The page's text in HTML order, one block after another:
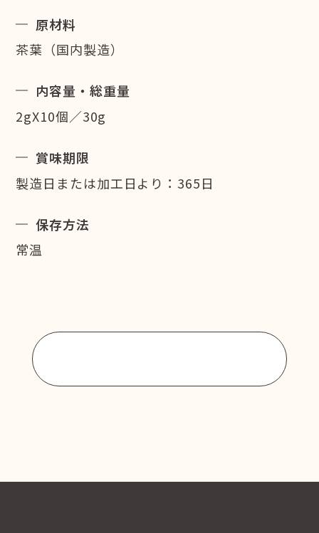
原材料
茶葉（国内製造）
内容量・総重量
2gX10個／30g
賞味期限
製造日または加工日より：365日
保存方法
常温